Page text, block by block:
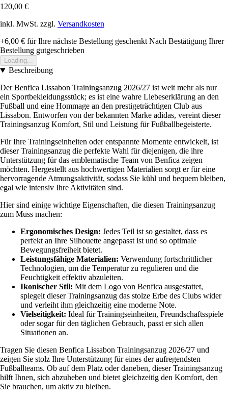
120,00 €
inkl. MwSt. zzgl. Versandkosten
+6,00 € für Ihre nächste Bestellung geschenkt Nach Bestätigung Ihrer
Bestellung gutgeschrieben
Loading...
Beschreibung
Der Benfica Lissabon Trainingsanzug 2026/27 ist weit mehr als nur
ein Sportbekleidungsstück; es ist eine wahre Liebeserklärung an den
Fußball und eine Hommage an den prestigeträchtigen Club aus
Lissabon. Entworfen von der bekannten Marke adidas, vereint dieser
Trainingsanzug Komfort, Stil und Leistung für Fußballbegeisterte.
Für Ihre Trainingseinheiten oder entspannte Momente entwickelt, ist
dieser Trainingsanzug die perfekte Wahl für diejenigen, die ihre
Unterstützung für das emblematische Team von Benfica zeigen
möchten. Hergestellt aus hochwertigen Materialien sorgt er für eine
hervorragende Atmungsaktivität, sodass Sie kühl und bequem bleiben,
egal wie intensiv Ihre Aktivitäten sind.
Hier sind einige wichtige Eigenschaften, die diesen Trainingsanzug
zum Muss machen:
Ergonomisches Design: Jedes Teil ist so gestaltet, dass es
perfekt an Ihre Silhouette angepasst ist und so optimale
Bewegungsfreiheit bietet.
Leistungsfähige Materialien: Verwendung fortschrittlicher
Technologien, um die Temperatur zu regulieren und die
Feuchtigkeit effektiv abzuleiten.
Ikonischer Stil: Mit dem Logo von Benfica ausgestattet,
spiegelt dieser Trainingsanzug das stolze Erbe des Clubs wider
und verleiht ihm gleichzeitig eine moderne Note.
Vielseitigkeit: Ideal für Trainingseinheiten, Freundschaftsspiele
oder sogar für den täglichen Gebrauch, passt er sich allen
Situationen an.
Tragen Sie diesen Benfica Lissabon Trainingsanzug 2026/27 und
zeigen Sie stolz Ihre Unterstützung für eines der aufregendsten
Fußballteams. Ob auf dem Platz oder daneben, dieser Trainingsanzug
hilft Ihnen, sich abzuheben und bietet gleichzeitig den Komfort, den
Sie brauchen, um aktiv zu bleiben.